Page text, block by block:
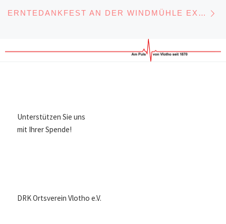
ERNTEDANKFEST AN DER WINDMÜHLE EXTER
Unterstützen Sie uns
mit Ihrer Spende!
DRK Ortsverein Vlotho e.V.